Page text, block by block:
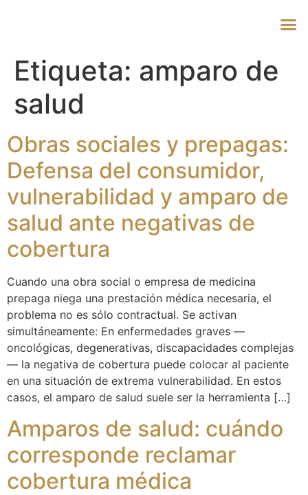
Etiqueta: amparo de
salud
Obras sociales y prepagas:
Defensa del consumidor,
vulnerabilidad y amparo de
salud ante negativas de
cobertura
Cuando una obra social o empresa de medicina
prepaga niega una prestación médica necesaria, el
problema no es sólo contractual. Se activan
simultáneamente: En enfermedades graves —
oncológicas, degenerativas, discapacidades complejas
— la negativa de cobertura puede colocar al paciente
en una situación de extrema vulnerabilidad. En estos
casos, el amparo de salud suele ser la herramienta […]
Amparos de salud: cuándo
corresponde reclamar
cobertura médica